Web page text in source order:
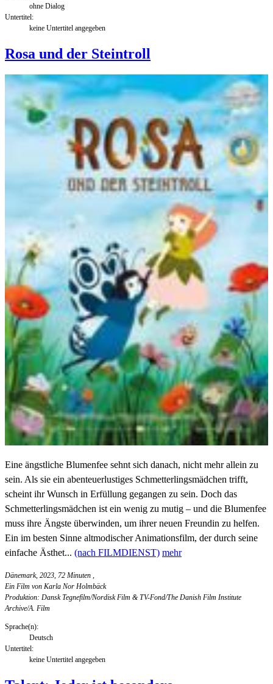
ohne Dialog
Untertitel:
keine Untertitel angegeben
Rosa und der Steintroll
Eine ängstliche Blumenfee sehnt sich danach, nicht mehr allein zu
sein. Als sie ein abenteuerlustiges Schmetterlingsmädchen trifft,
scheint ihr Wunsch in Erfüllung gegangen zu sein. Doch das
Schmetterlingsmädchen ist ein wenig zu mutig – und die Blumenfee
muss ihre Ängste überwinden, um ihrer neuen Freundin zu helfen.
Ein im besten Sinne altmodischer Animationsfilm, der durch seine
einfache Ästhet... (nach FILMDIENST) mehr
Dänemark, 2023, 72 Minuten ,
Ein Film von Karla Nor Holmbäck
Produktion: Dansk Tegnefilm/Nordisk Film & TV-Fond/The Danish Film Institute
Archive/A. Film
Sprache(n):
Deutsch
Untertitel:
keine Untertitel angegeben